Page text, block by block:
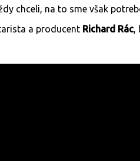
chceli, na to sme však
a producent Richard Rác,